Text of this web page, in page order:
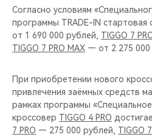
CHERY ДЛЯ ДЕТЕЙ
Согласно условиям
программы TRADE-IN стартовая
от 1 690 000 рублей, TIGGO 7
TIGGO 7 PRO MAX — от 2 275 000
При приобретении нового
привлечения заёмных средств
рамках программы
кроссовер TIGGO 4 PRO
7 PRO — 275 000 рублей, TIGGO